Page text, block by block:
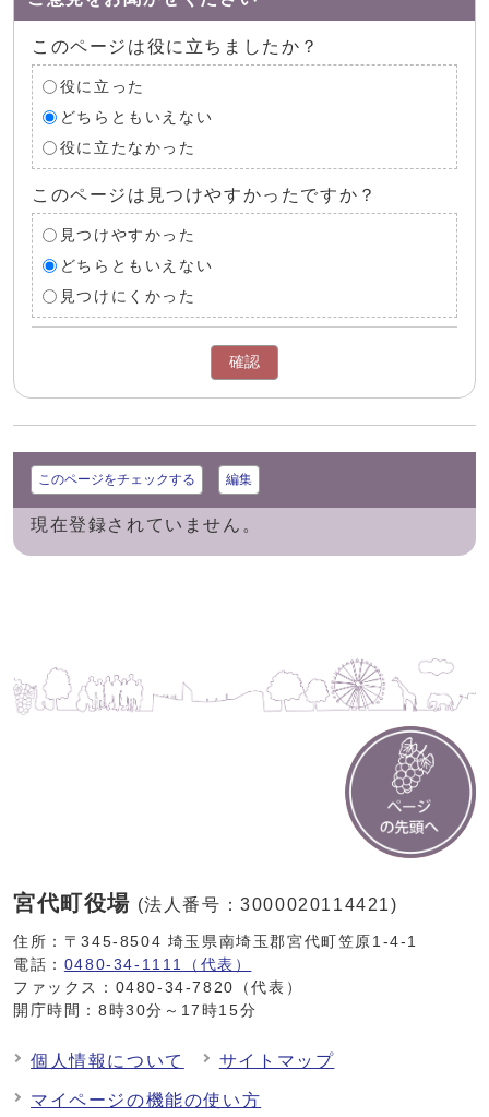
このページは役に立ちましたか？
役に立った
どちらともいえない
役に立たなかった
このページは見つけやすかったですか？
見つけやすかった
どちらともいえない
見つけにくかった
確認
このページをチェックする 編集
現在登録されていません。
宮代町役場 (法人番号：3000020114421)
住所：〒345-8504 埼玉県南埼玉郡宮代町笠原1-4-1
電話： 0480-34-1111（代表）
ファックス：0480-34-7820（代表）
開庁時間：8時30分～17時15分
個人情報について サイトマップ
マイページの機能の使い方